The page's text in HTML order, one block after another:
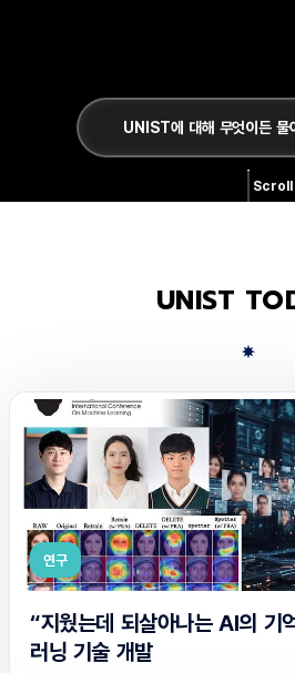
Scroll
UNIST
연구
“지웠는데 되살아나는 AI의 기
러닝 기술 개발